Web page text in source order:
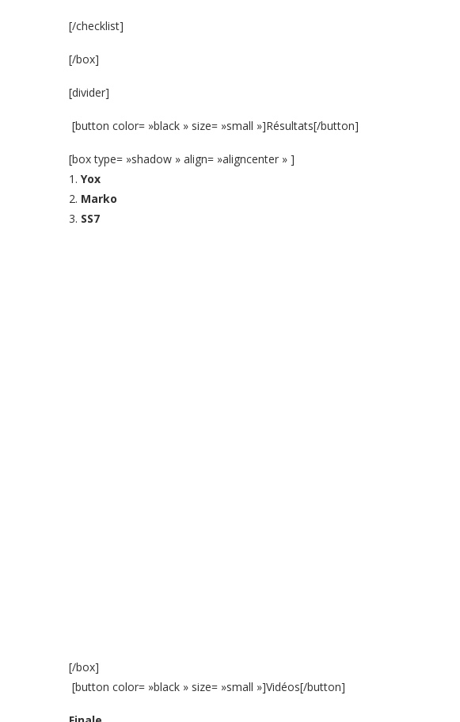
[/checklist]
[/box]
[divider]
[button color= »black » size= »small »]Résultats[/button]
[box type= »shadow » align= »aligncenter » ]
1. Yox
2. Marko
3. SS7
[/box]
[button color= »black » size= »small »]Vidéos[/button]